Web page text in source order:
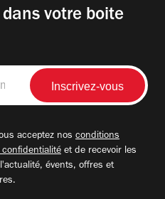
dans votre boite
acceptez nos conditions
confidentialité et de recevoir les
évents, offres et